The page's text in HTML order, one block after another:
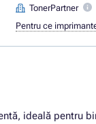
TonerPartner
Pentru ce
ideală pentru